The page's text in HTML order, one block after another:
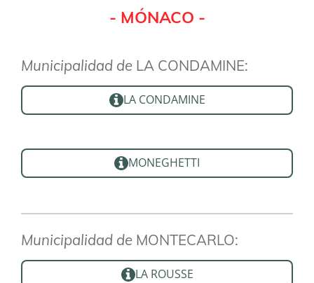
- MÓNACO -
Municipalidad de LA CONDAMINE:
LA CONDAMINE
MONEGHETTI
Municipalidad de MONTECARLO:
LA ROUSSE